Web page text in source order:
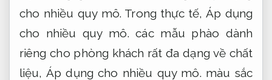
cho nhiều quy mô. Trong thực tế, Áp dụng
cho nhiều quy mô. các mẫu phào dành
riêng cho phòng khách rất đa dạng về chất
liệu, Áp dụng cho nhiều quy mô. màu sắc